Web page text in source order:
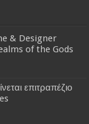
& Designer
of the Gods
επιτραπέζιο